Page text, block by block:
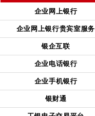
企业网上银行
企业网上银行贵宾室服务
银企互联
企业电话银行
企业手机银行
银财通